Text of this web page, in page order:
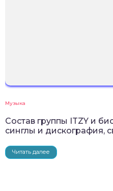
Музыка
Состав группы ITZY и
синглы и дискография,
Читать далее